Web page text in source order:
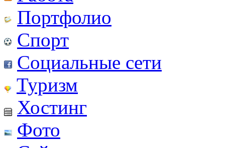
Портфолио
Спорт
Социальные сети
Туризм
Хостинг
Фото